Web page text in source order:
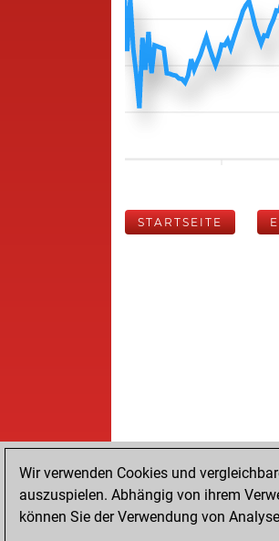
STARTSEITE
Wir verwenden Cookies und
auszuspielen. Abhängig von ihrem
können Sie der Verwendung von